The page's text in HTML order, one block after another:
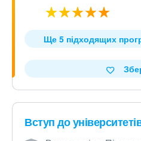
Ще 5 підходящих
Вступ до